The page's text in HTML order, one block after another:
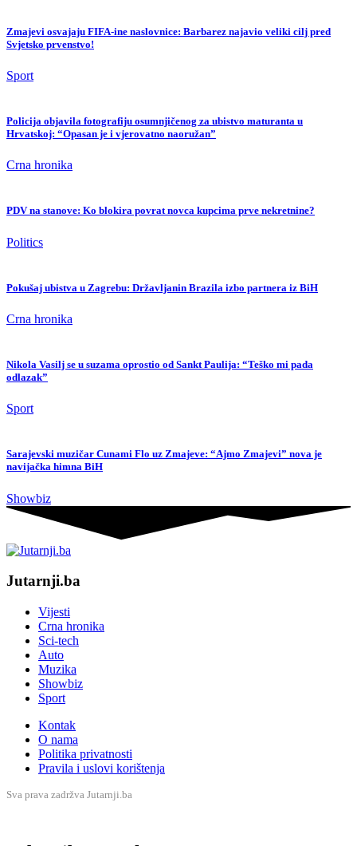
Zmajevi osvajaju FIFA-ine naslovnice: Barbarez najavio veliki cilj pred
Svjetsko prvenstvo!
Sport
Policija objavila fotografiju osumnjičenog za ubistvo maturanta u
Hrvatskoj: “Opasan je i vjerovatno naoružan”
Crna hronika
PDV na stanove: Ko blokira povrat novca kupcima prve nekretnine?
Politics
Pokušaj ubistva u Zagrebu: Državljanin Brazila izbo partnera iz BiH
Crna hronika
Nikola Vasilj se u suzama oprostio od Sankt Paulija: “Teško mi pada
odlazak”
Sport
Sarajevski muzičar Cunami Flo uz Zmajeve: “Ajmo Zmajevi” nova je
navijačka himna BiH
Showbiz
Jutarnji.ba
Vijesti
Crna hronika
Sci-tech
Auto
Muzika
Showbiz
Sport
Kontak
O nama
Politika privatnosti
Pravila i uslovi korištenja
Sva prava zadržva Jutarnji.ba